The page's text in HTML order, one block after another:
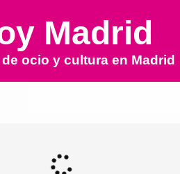
Madrid
ocio y cultura en Madrid